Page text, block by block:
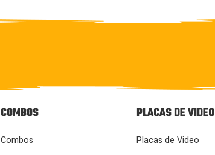
COMBOS
Combos
PLACAS DE VIDEO
Placas de Video